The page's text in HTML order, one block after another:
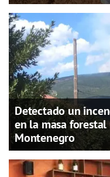
Detectado un
en la masa
Montenegro